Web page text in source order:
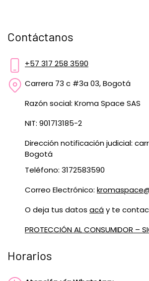
Contáctanos
+57 317 258 3590
Carrera 73 c #3a 03, Bogotá
Razón social: Kroma Space SAS
NIT: 901713185-2
Dirección notificación judicial:
Bogotá
Teléfono: 3172583590
Correo Electrónico:
O deja tus datos acáy te
PROTECCIÓN AL CONSUMIDOR –
Horarios